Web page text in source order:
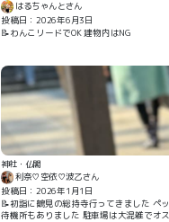
はるちゃんとさん
投稿日：2026年6月3日
📝わんこリードでOK 建物内はNG
神社・仏閣
利奈♡空依♡波乙さん
投稿日：2026年1月1日
📝初詣に鶴見の総持寺行ってきました ペ
待機所もありました 駐車場は大混雑でオ